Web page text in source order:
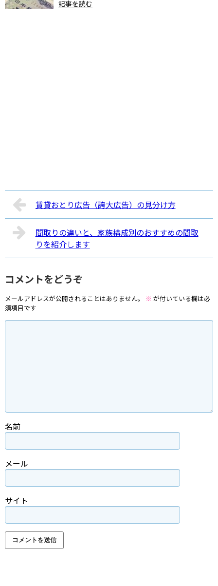
記事を読む
賃貸おとり広告（誇大広告）の見分け方
間取りの違いと、家族構成別のおすすめの間取
りを紹介します
コメントをどうぞ
メールアドレスが公開されることはありません。 ※ が付いている欄は必
須項目です
名前
メール
サイト